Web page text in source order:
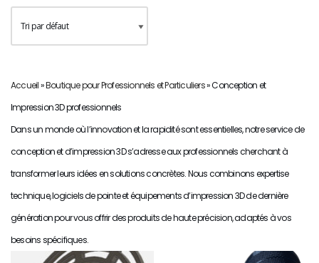
Accueil»Boutique pour Professionnels et Particuliers»Conception et
Impression 3D professionnels
Dans un monde où l’innovation et la rapidité sont essentielles, notre service de
conception et d’impression 3D s’adresse aux professionnels cherchant à
transformer leurs idées en solutions concrètes. Nous combinons expertise
technique, logiciels de pointe et équipements d’impression 3D de dernière
génération pour vous offrir des produits de haute précision, adaptés à vos
besoins spécifiques.